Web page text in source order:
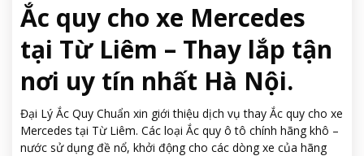
Ắc quy cho xe Mercedes
tại Từ Liêm – Thay lắp tận
nơi uy tín nhất Hà Nội.
Đại Lý Ắc Quy Chuẩn xin giới thiệu dịch vụ thay Ắc quy cho xe
Mercedes tại Từ Liêm. Các loại Ắc quy ô tô chính hãng khô –
nước sử dụng đề nổ, khởi động cho các dòng xe của hãng